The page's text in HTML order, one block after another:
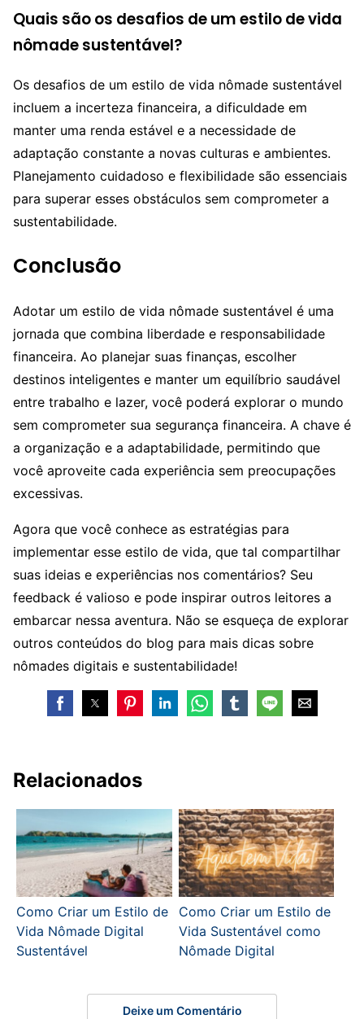
Quais são os desafios de um estilo de vida
nômade sustentável?
Os desafios de um estilo de vida nômade sustentável
incluem a incerteza financeira, a dificuldade em
manter uma renda estável e a necessidade de
adaptação constante a novas culturas e ambientes.
Planejamento cuidadoso e flexibilidade são essenciais
para superar esses obstáculos sem comprometer a
sustentabilidade.
Conclusão
Adotar um estilo de vida nômade sustentável é uma
jornada que combina liberdade e responsabilidade
financeira. Ao planejar suas finanças, escolher
destinos inteligentes e manter um equilíbrio saudável
entre trabalho e lazer, você poderá explorar o mundo
sem comprometer sua segurança financeira. A chave é
a organização e a adaptabilidade, permitindo que
você aproveite cada experiência sem preocupações
excessivas.
Agora que você conhece as estratégias para
implementar esse estilo de vida, que tal compartilhar
suas ideias e experiências nos comentários? Seu
feedback é valioso e pode inspirar outros leitores a
embarcar nessa aventura. Não se esqueça de explorar
outros conteúdos do blog para mais dicas sobre
nômades digitais e sustentabilidade!
Relacionados
Como Criar um Estilo de
Vida Nômade Digital
Sustentável
Como Criar um Estilo de
Vida Sustentável como
Nômade Digital
Deixe um Comentário